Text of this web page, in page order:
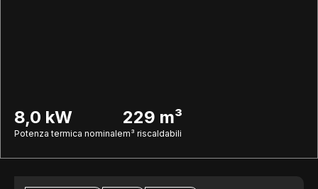
8,0 kW
Potenza termica nominale
229 m³
m³ riscaldabili